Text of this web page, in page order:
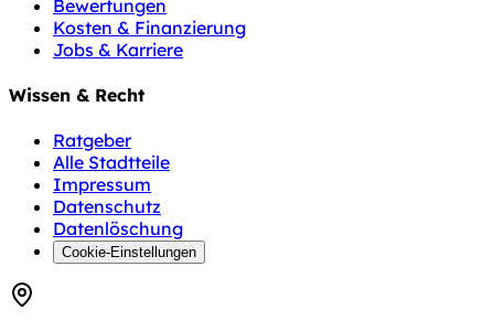
Bewertungen
Kosten & Finanzierung
Jobs & Karriere
Wissen & Recht
Ratgeber
Alle Stadtteile
Impressum
Datenschutz
Datenlöschung
Cookie-Einstellungen